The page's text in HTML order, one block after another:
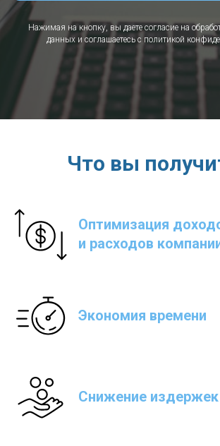
Нажимая на кнопку, вы даете согласие на
данных и соглашаетесь c политикой
Что вы
Оптимизация
и расходов
Экономия времени
Снижение издержек